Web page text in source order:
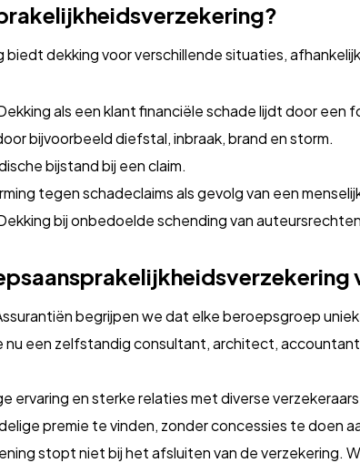
biedt dekking voor verschillende situaties,
als een klant financiële schade lijdt door een
bijvoorbeeld diefstal, inbraak, brand en storm.
bijstand bij een claim.
tegen schadeclaims als gevolg van een
bij onbedoelde schending van
begrijpen we dat elke beroepsgroep
een zelfstandig consultant, architect,
ervaring en sterke relaties met diverse
premie te vinden, zonder concessies te doen
stopt niet bij het afsluiten van de verzekering.